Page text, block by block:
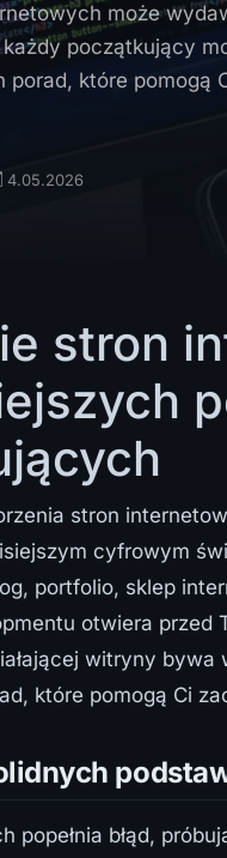
może
początkujący
porad, które
4.05.2026
stron
stron
cyfrowym
portfolio, sklep
otwiera przed
witryny
które pomogą Ci
popełnia błąd,